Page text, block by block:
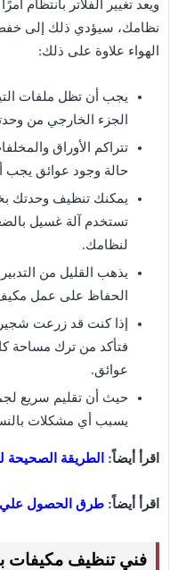
ويعد تغيير الفلاتر بانتظام
نظامك، سيؤدي ذلك إلى
الهواء علاوة على ذلك:
يجب أن تظل ملفات
الجزء الخارجي من
تتراكم الأوراق
حالة وجود عوائق يجب
يمكنك تنظيف وحدتك
تستخدم آلة غسيل
لنظامك.
يذهب القليل من
الحفاظ على عمل مكيف
إذا كنت قد زرعت
فتأكد من ترك مساحة
عوائق.
حيث أن تقليم سريع
يسبب أي مشكلات
اقرأ أيضاً: الطريقة الصحيحة
اقرأ أيضاً: طرق الحصول علي
فني تنظيف مكيفات